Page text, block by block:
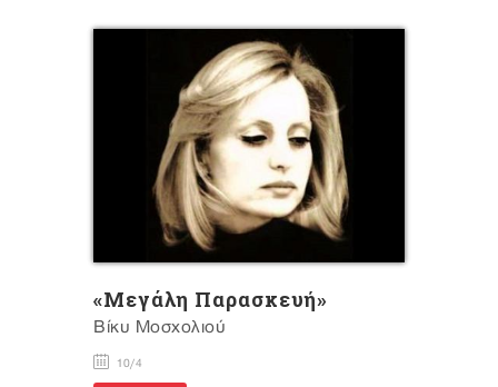
«Μεγάλη Παρασκευή»
Βίκυ Μοσχολιού
10/4